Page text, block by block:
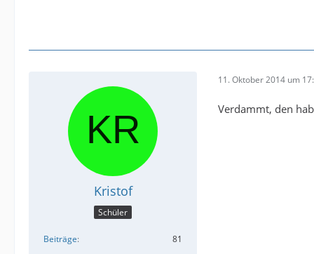
Kristof
Schüler
Beiträge 81
11. Oktober 2014 um
Verdammt, den